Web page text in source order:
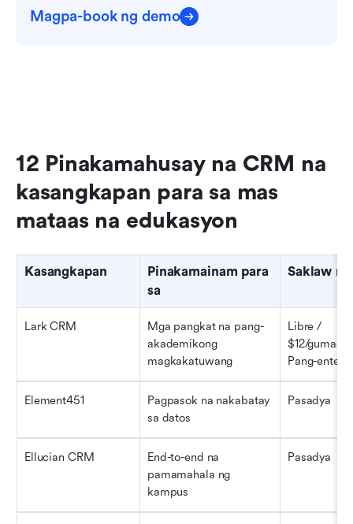
Magpa-book ng demo
12 Pinakamahusay na CRM na
kasangkapan para sa mas
mataas na edukasyon
Kasangkapan
Pinakamainam para
sa
Saklaw
Lark CRM
Mga pangkat na pang-
akademikong
magkakatuwang
Libre /
$12/
Pang-
Element451
Pagpasok na nakabatay
sa datos
Pasadya
Ellucian CRM
End-to-end na
pamamahala ng
kampus
Pasadya